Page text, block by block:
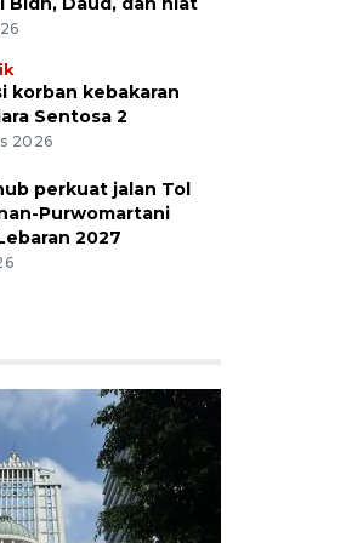
korban kebakaran
Sentosa 2
2026
perkuat jalan Tol
Purwomartani
2027